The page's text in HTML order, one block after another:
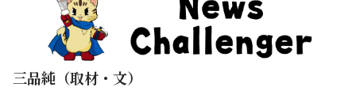
三品純（取材・文）